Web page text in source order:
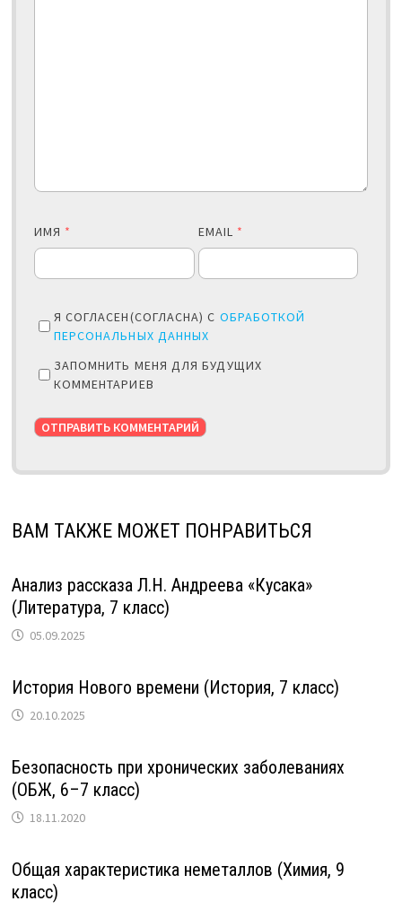
ИМЯ * EMAIL *
Я СОГЛАСЕН(СОГЛАСНА) С ОБРАБОТКОЙ
ПЕРСОНАЛЬНЫХ ДАННЫХ
ЗАПОМНИТЬ МЕНЯ ДЛЯ БУДУЩИХ
КОММЕНТАРИЕВ
ВАМ ТАКЖЕ МОЖЕТ ПОНРАВИТЬСЯ
Анализ рассказа Л.Н. Андреева «Кусака»
(Литература, 7 класс)
05.09.2025
История Нового времени (История, 7 класс)
20.10.2025
Безопасность при хронических заболеваниях
(ОБЖ, 6–7 класс)
18.11.2020
Общая характеристика неметаллов (Химия, 9
класс)